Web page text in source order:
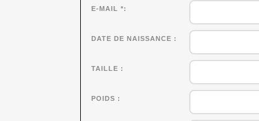
E-MAIL *
DATE DE NAISSANCE
TAILLE
POIDS